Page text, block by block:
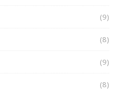
(9)
(8)
(9)
(8)